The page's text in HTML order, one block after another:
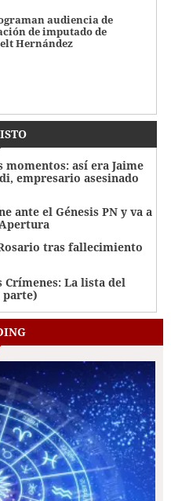
audiencia de
de imputado de
Hernández
así era Jaime
empresario asesinado
ante el Génesis PN y va a
tras fallecimiento
Crímenes: La lista del
parte)